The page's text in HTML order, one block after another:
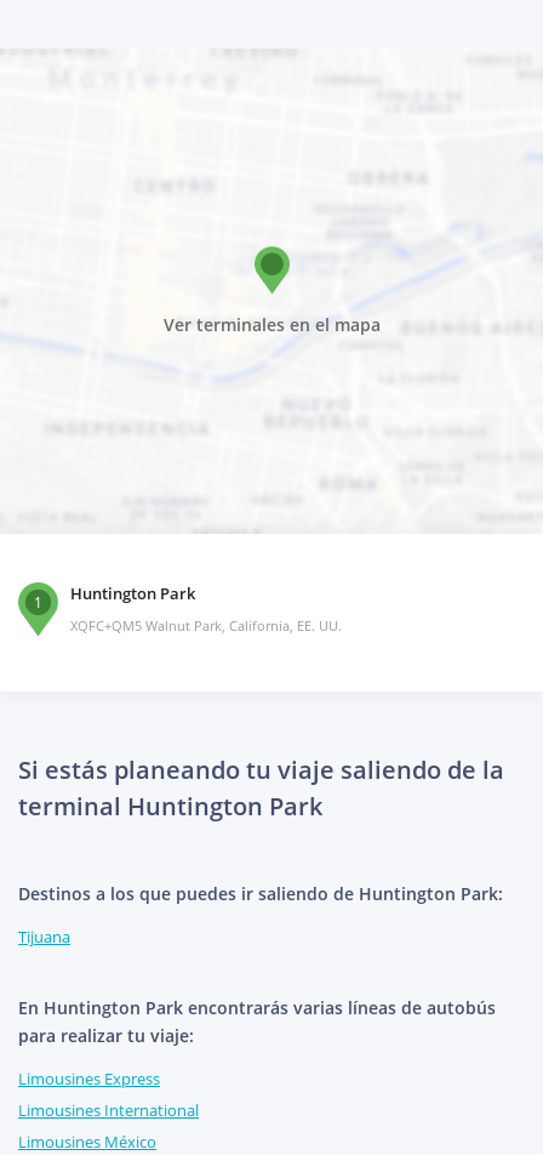
Ver terminales en el mapa
1 Huntington Park
XQFC+QM5 Walnut Park, California, EE. UU.
Si estás planeando tu viaje saliendo de la
terminal Huntington Park
Destinos a los que puedes ir saliendo de Huntington Park:
Tijuana
En Huntington Park encontrarás varias líneas de autobús
para realizar tu viaje:
Limousines Express
Limousines International
Limousines México